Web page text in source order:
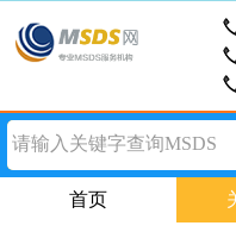
首页